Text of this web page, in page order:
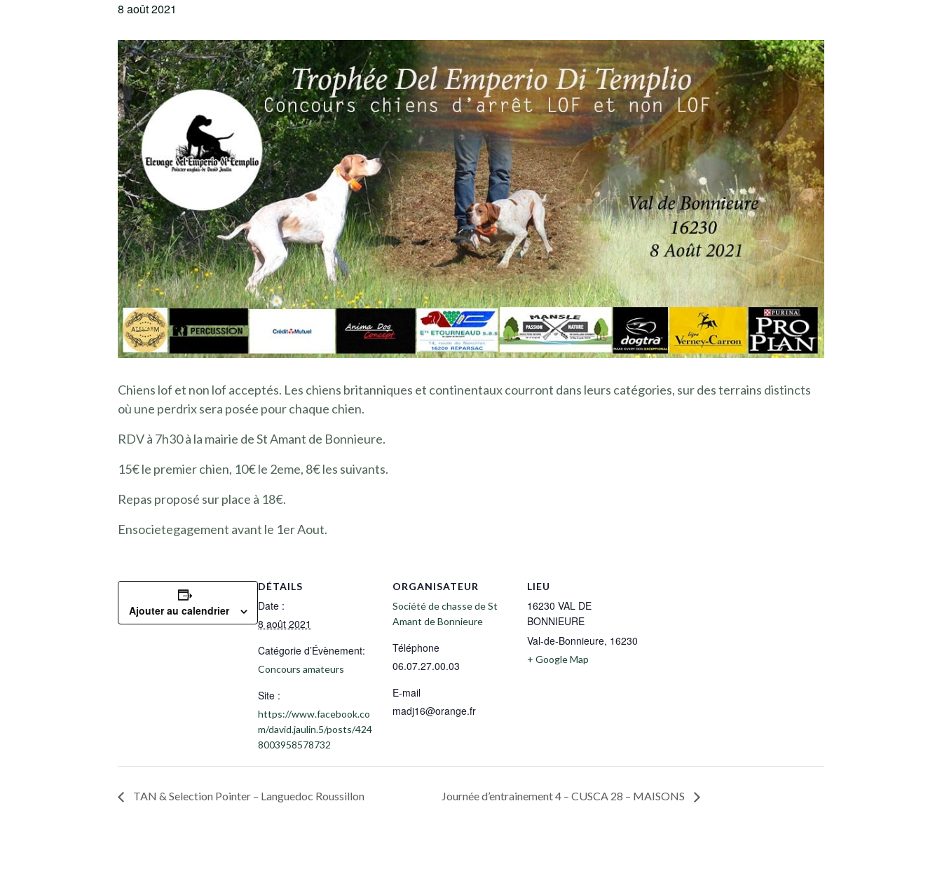
8 août 2021
Chiens lof et non lof acceptés. Les chiens britanniques et continentaux courront dans leurs catégories, sur des terrains distincts
où une perdrix sera posée pour chaque chien.
RDV à 7h30 à la mairie de St Amant de Bonnieure.
15€ le premier chien, 10€ le 2eme, 8€ les suivants.
Repas proposé sur place à 18€.
Ensocietegagement avant le 1er Aout.
Ajouter au calendrier
DÉTAILS
Date :
8 août 2021
Catégorie d’Évènement:
Concours amateurs
Site :
https://www.facebook.co
m/david.jaulin.5/posts/424
8003958578732
ORGANISATEUR
Société de chasse de St
Amant de Bonnieure
Téléphone
06.07.27.00.03
E-mail
madj16@orange.fr
LIEU
16230 VAL DE
BONNIEURE
Val-de-Bonnieure, 16230
+ Google Map
TAN & Selection Pointer – Languedoc Roussillon Journée d’entrainement 4 – CUSCA 28 – MAISONS